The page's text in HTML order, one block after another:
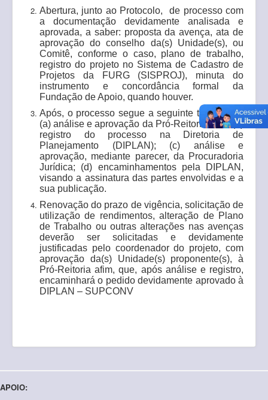
Abertura, junto ao Protocolo, de processo com
a documentação devidamente analisada e
aprovada, a saber: proposta da avença, ata de
aprovação do conselho da(s) Unidade(s), ou
Comitê, conforme o caso, plano de trabalho,
registro do projeto no Sistema de Cadastro de
Projetos da FURG (SISPROJ), minuta do
instrumento e concordância formal da
Fundação de Apoio, quando houver.
Após, o processo segue a seguinte tramitação:
(a) análise e aprovação da Pró-Reitoria afim, (b)
registro do processo na Diretoria de
Planejamento (DIPLAN); (c) análise e
aprovação, mediante parecer, da Procuradoria
Jurídica; (d) encaminhamentos pela DIPLAN,
visando a assinatura das partes envolvidas e a
sua publicação.
Renovação do prazo de vigência, solicitação de
utilização de rendimentos, alteração de Plano
de Trabalho ou outras alterações nas avenças
deverão ser solicitadas e devidamente
justificadas pelo coordenador do projeto, com
aprovação da(s) Unidade(s) proponente(s), à
Pró-Reitoria afim, que, após análise e registro,
encaminhará o pedido devidamente aprovado à
DIPLAN – SUPCONV
APOIO: